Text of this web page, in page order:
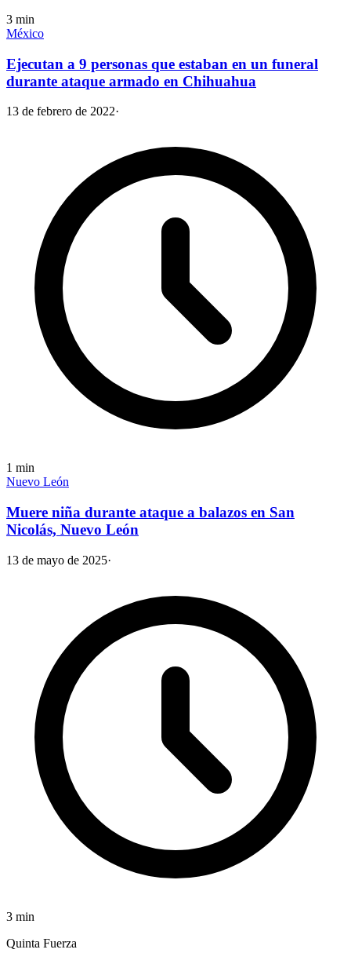
3 min
México
Ejecutan a 9 personas que estaban en un funeral
durante ataque armado en Chihuahua
13 de febrero de 2022·
1 min
Nuevo León
Muere niña durante ataque a balazos en San
Nicolás, Nuevo León
13 de mayo de 2025·
3 min
Quinta Fuerza